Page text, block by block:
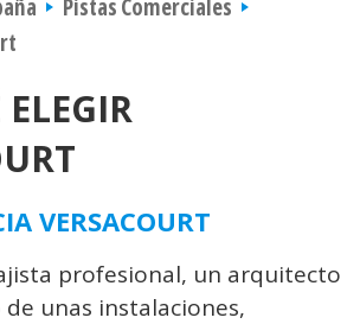
Pistas Comerciales
VERSACOURT
profesional, un arquitecto
unas instalaciones,